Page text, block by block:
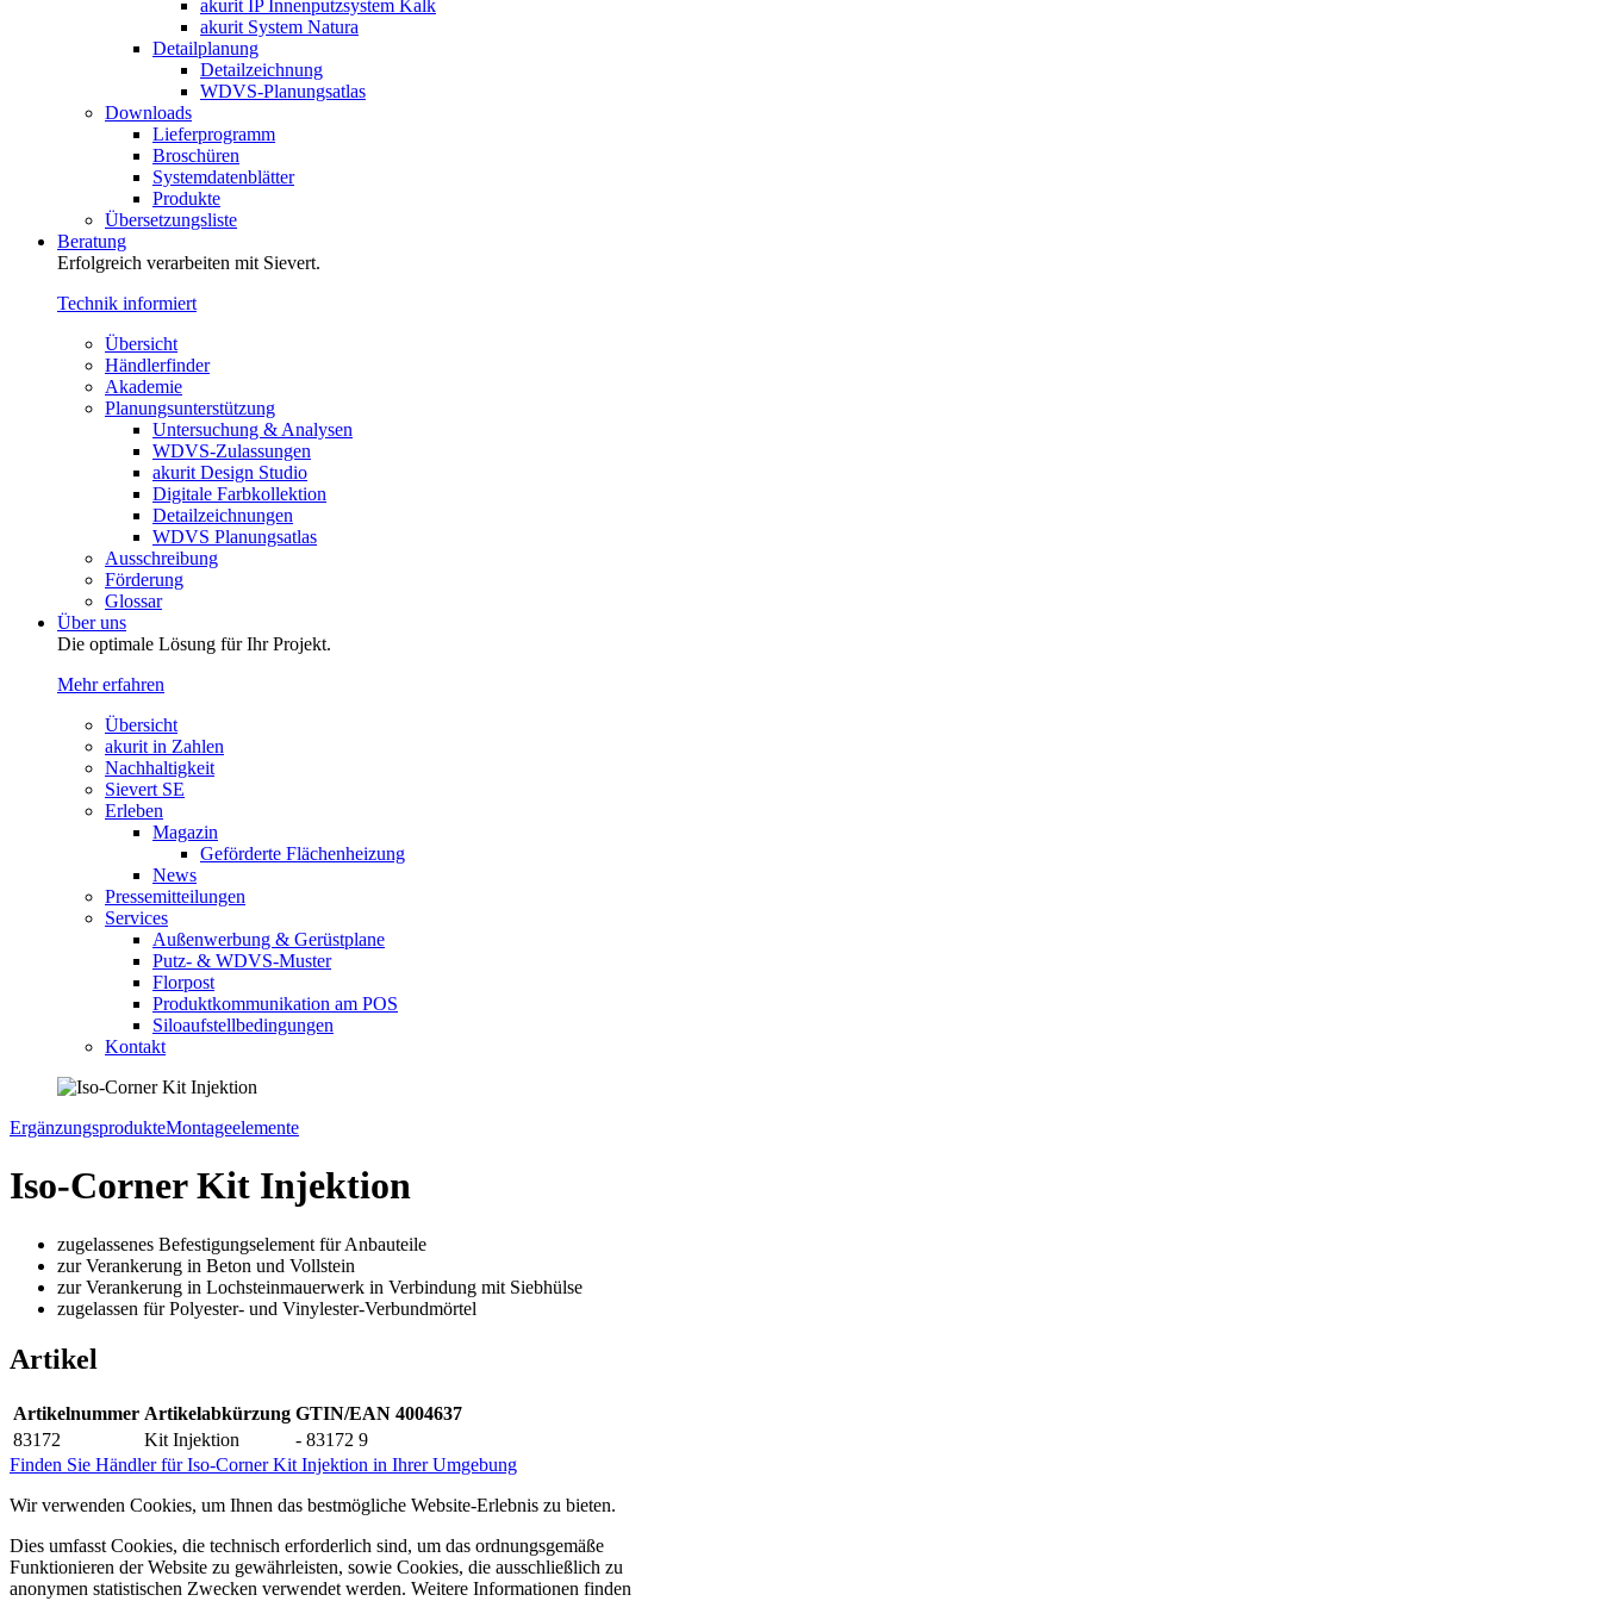
akurit IP Innenputzsystem Kalk
akurit System Natura
Detailplanung
Detailzeichnung
WDVS-Planungsatlas
Downloads
Lieferprogramm
Broschüren
Systemdatenblätter
Produkte
Übersetzungsliste
Beratung
Erfolgreich verarbeiten mit Sievert.
Technik informiert
Übersicht
Händlerfinder
Akademie
Planungsunterstützung
Untersuchung & Analysen
WDVS-Zulassungen
akurit Design Studio
Digitale Farbkollektion
Detailzeichnungen
WDVS Planungsatlas
Ausschreibung
Förderung
Glossar
Über uns
Die optimale Lösung für Ihr Projekt.
Mehr erfahren
Übersicht
akurit in Zahlen
Nachhaltigkeit
Sievert SE
Erleben
Magazin
Geförderte Flächenheizung
News
Pressemitteilungen
Services
Außenwerbung & Gerüstplane
Putz- & WDVS-Muster
Florpost
Produktkommunikation am POS
Siloaufstellbedingungen
Kontakt
ErgänzungsprodukteMontageelemente
Iso-Corner Kit Injektion
zugelassenes Befestigungselement für Anbauteile
zur Verankerung in Beton und Vollstein
zur Verankerung in Lochsteinmauerwerk in Verbindung mit Siebhülse
zugelassen für Polyester- und Vinylester-Verbundmörtel
Artikel
Artikelnummer Artikelabkürzung GTIN/EAN 4004637
83172
Kit Injektion
- 83172 9
Finden Sie Händler für Iso-Corner Kit Injektion in Ihrer Umgebung
Wir verwenden Cookies, um Ihnen das bestmögliche Website-Erlebnis zu bieten.
Dies umfasst Cookies, die technisch erforderlich sind, um das ordnungsgemäße
Funktionieren der Website zu gewährleisten, sowie Cookies, die ausschließlich zu
anonymen statistischen Zwecken verwendet werden. Weitere Informationen finden